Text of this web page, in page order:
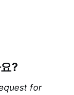
?
for